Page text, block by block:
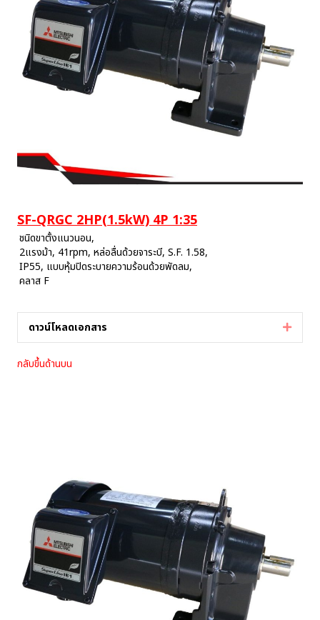
SF-QRGC 2HP(1.5kW) 4P 1:35
ชนิดขาตั้งแนวนอน,
2แรงม้า, 41rpm, หล่อลื่นด้วยจาระบี, S.F. 1.58,
IP55, แบบหุ้มปิดระบายความร้อนด้วยพัดลม,
คลาส F
ดาวน์โหลดเอกสาร
กลับขึ้นด้านบน